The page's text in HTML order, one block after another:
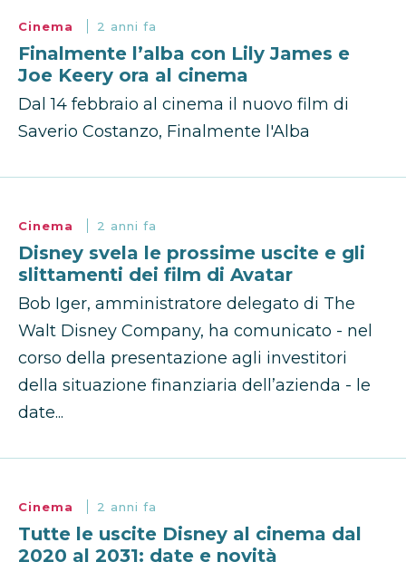
Cinema 2 anni fa
Finalmente l’alba con Lily James e
Joe Keery ora al cinema
Dal 14 febbraio al cinema il nuovo film di
Saverio Costanzo, Finalmente l'Alba
Cinema 2 anni fa
Disney svela le prossime uscite e gli
slittamenti dei film di Avatar
Bob Iger, amministratore delegato di The
Walt Disney Company, ha comunicato - nel
corso della presentazione agli investitori
della situazione finanziaria dell’azienda - le
date...
Cinema 2 anni fa
Tutte le uscite Disney al cinema dal
2020 al 2031: date e novità